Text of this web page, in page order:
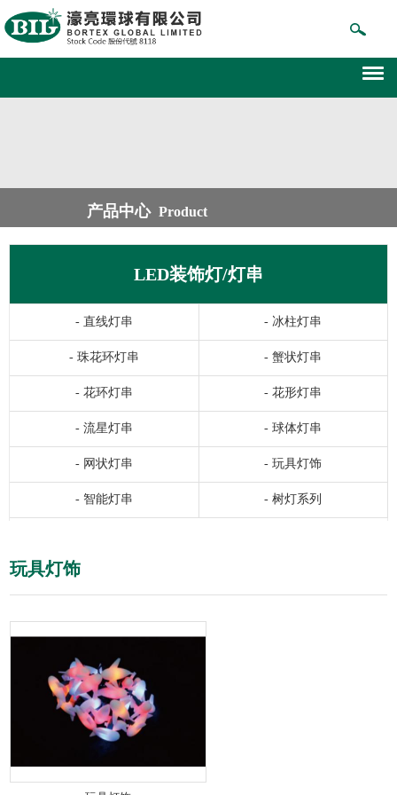
产品中心 Product
LED装饰灯/灯串
-直线灯串 - 冰柱灯串
-珠花环灯串 - 蟹状灯串
-花环灯串 - 花形灯串
-流星灯串 - 球体灯串
- 网状灯串 - 玩具灯饰
- 智能灯串 - 树灯系列
玩具灯饰